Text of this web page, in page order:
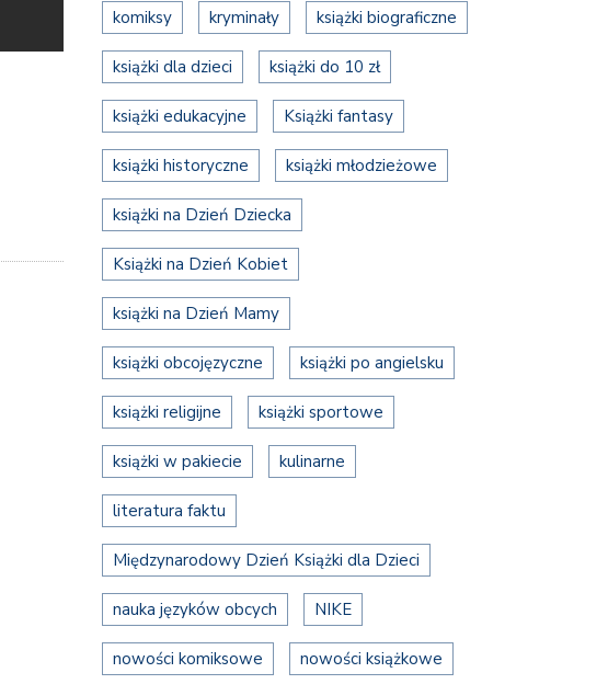
komiksy kryminały książki biograficzne
książki dla dzieci książki do 10 zł
książki edukacyjne Książki fantasy
książki historyczne książki młodzieżowe
książki na Dzień Dziecka
Książki na Dzień Kobiet
książki na Dzień Mamy
książki obcojęzyczne książki po angielsku
książki religijne książki sportowe
książki w pakiecie kulinarne
literatura faktu
Międzynarodowy Dzień Książki dla Dzieci
nauka języków obcych NIKE
nowości komiksowe nowości książkowe